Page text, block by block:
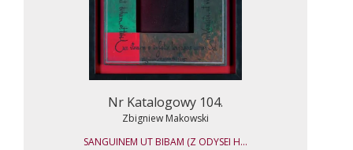
Nr Katalogowy 104.
Zbigniew Makowski
SANGUINEM UT BIBAM (Z ODYSEI H...